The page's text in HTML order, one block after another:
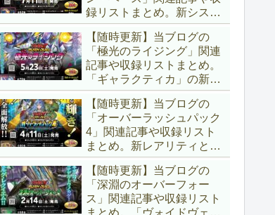
場です！！【遊戯王ラッシ
ュデュエル】
録リストまとめ。新システ
ム「ユニオンフュージョ
ン」の登場により、ようや
く原作さながらの「ＸＹ
Ｚ」が使用可能となりまし
た！！【遊戯王ラッシュデ
ュエル】
【随時更新】当ブログの
「極光のライジング」関連
記事や収録リストまとめ。
「ギャラクティカ」の新た
なフュージョンモンスター
やイラスト違い、「報道」
の強化に加え、幻竜族の新
テーマ「纏竜」も登場で
す！！【遊戯王ラッシュデ
ュエル】
【随時更新】当ブログの
「オーバーラッシュパック
4」関連記事や収録リスト
まとめ。新レアリティとし
てフルオーバーラッシュレ
ア仕様が初登場！！そし
て、OCGの大人気テーマ
「霊使い」も同時に実装さ
【随時更新】当ブログの
「深淵のオーバーフォー
ス」関連記事や収録リスト
まとめ。「ヴォイドヴェル